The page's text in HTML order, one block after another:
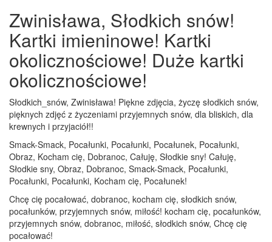
Zwinisława, Słodkich snów!
Kartki imieninowe! Kartki
okolicznościowe! Duże kartki
okolicznościowe!
Słodkich_snów, Zwinisława! Piękne zdjęcia, życzę słodkich snów,
pięknych zdjęć z życzeniami przyjemnych snów, dla bliskich, dla
krewnych i przyjaciół!!
Smack-Smack, Pocałunki, Pocałunki, Pocałunek, Pocałunki,
Obraz, Kocham cię, Dobranoc, Całuję, Słodkie sny! Całuję,
Słodkie sny, Obraz, Dobranoc, Smack-Smack, Pocałunki,
Pocałunki, Pocałunki, Kocham cię, Pocałunek!
Chcę cię pocałować, dobranoc, kocham cię, słodkich snów,
pocałunków, przyjemnych snów, miłość! kocham cię, pocałunków,
przyjemnych snów, dobranoc, miłość, słodkich snów, Chcę cię
pocałować!